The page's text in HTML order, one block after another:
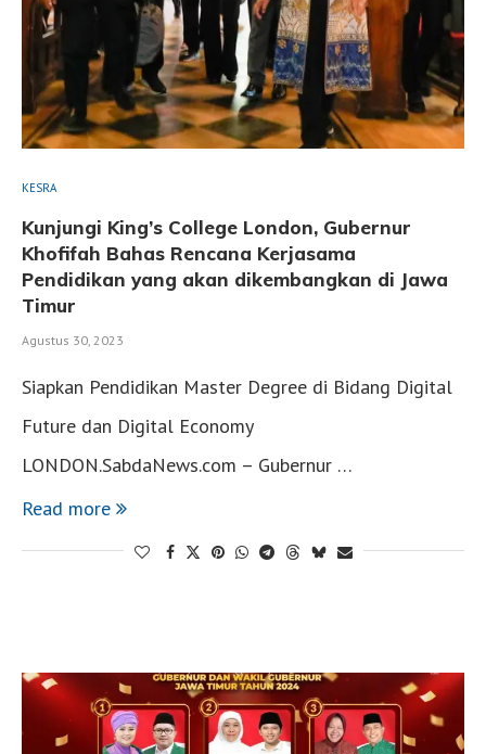
KESRA
Kunjungi King’s College London, Gubernur
Khofifah Bahas Rencana Kerjasama
Pendidikan yang akan dikembangkan di Jawa
Timur
Agustus 30, 2023
Siapkan Pendidikan Master Degree di Bidang Digital
Future dan Digital Economy
LONDON.SabdaNews.com – Gubernur …
Read more